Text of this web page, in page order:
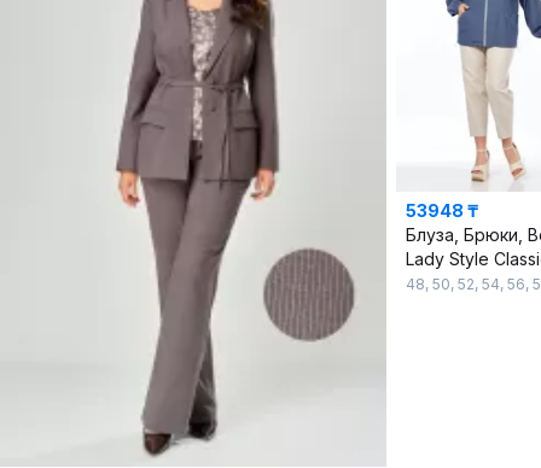
53948 ₸
Lady Style
48, 50, 52, 54, 56,